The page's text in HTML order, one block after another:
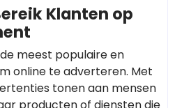
Klanten op
meest populaire en
online te adverteren. Met
tonen aan mensen
producten of diensten die